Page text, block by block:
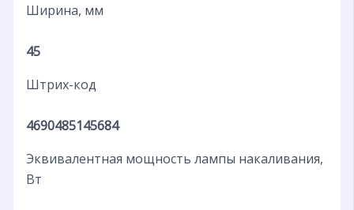
Ширина, мм
45
Штрих-код
4690485145684
Эквивалентная мощность лампы накаливания,
Вт